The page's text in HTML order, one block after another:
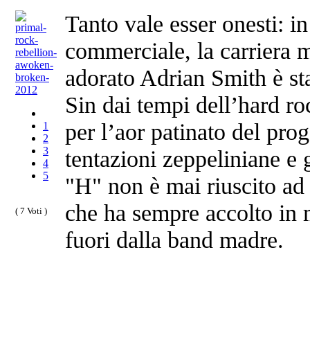
1
2
3
4
5
( 7 Voti )
Tanto vale esser onesti:
commerciale, la carriera
adorato Adrian Smith è
Sin dai tempi dell’hard
per l’aor patinato del
tentazioni zeppeliniane
"H" non è mai riuscito
che ha sempre accolto in
fuori dalla band madre.